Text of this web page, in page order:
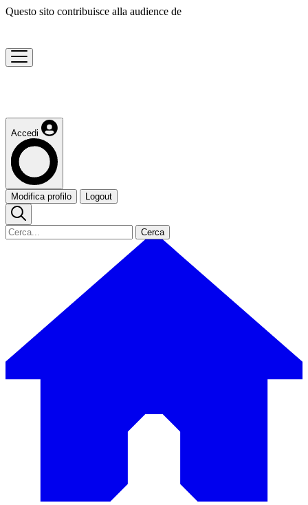
Questo sito contribuisce alla audience de
Accedi
Modifica profilo Logout
Cerca